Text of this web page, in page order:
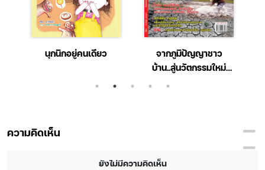
นุกนิกอยู่คนเดียว
จากภูมิปัญญาชาว
บ้าน..สู่นวัตกรรมใหม่
การปรับปรุงดิน เพื่อ
ความคิดเห็น
ยังไม่มีความคิดเห็น